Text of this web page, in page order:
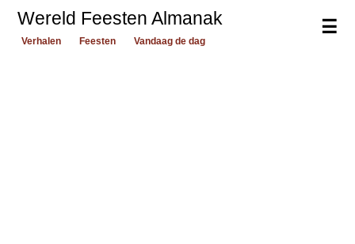
☰
Wereld Feesten Almanak
Verhalen Feesten Vandaag de dag